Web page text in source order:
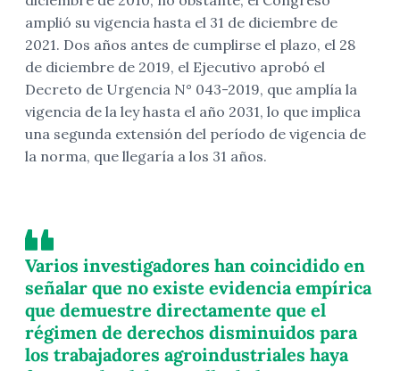
amplió su vigencia hasta el 31 de diciembre de
2021. Dos años antes de cumplirse el plazo, el 28
de diciembre de 2019, el Ejecutivo aprobó el
Decreto de Urgencia N° 043-2019, que amplía la
vigencia de la ley hasta el año 2031, lo que implica
una segunda extensión del período de vigencia de
la norma, que llegaría a los 31 años.
Varios investigadores han coincidido en
señalar que no existe evidencia empírica
que demuestre directamente que el
régimen de derechos disminuidos para
los trabajadores agroindustriales haya